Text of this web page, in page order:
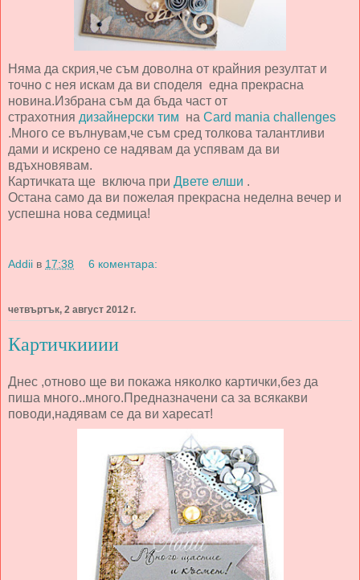
Няма да скрия,че съм доволна от крайния резултат и
точно с нея искам да ви споделя една прекрасна
новина.Избрана съм да бъда част от
страхотния дизайнерски тим на Card mania challenges
.Много се вълнувам,че съм сред толкова талантливи
дами и искрено се надявам да успявам да ви
вдъхновявам.
Картичката ще включа при Двете елши .
Остана само да ви пожелая прекрасна неделна вечер и
успешна нова седмица!
Addii в 17:38 6 коментара:
четвъртък, 2 август 2012 г.
Картичкииии
Днес ,отново ще ви покажа няколко картички,без да
пиша много..много.Предназначени са за всякакви
поводи,надявам се да ви харесат!